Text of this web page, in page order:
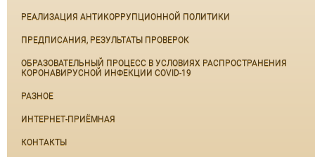
РЕАЛИЗАЦИЯ АНТИКОРРУПЦИОННОЙ ПОЛИТИКИ
ПРЕДПИСАНИЯ, РЕЗУЛЬТАТЫ ПРОВЕРОК
ОБРАЗОВАТЕЛЬНЫЙ ПРОЦЕСС В УСЛОВИЯХ РАСПРОСТРАНЕНИЯ
КОРОНАВИРУСНОЙ ИНФЕКЦИИ COVID-19
РАЗНОЕ
ИНТЕРНЕТ-ПРИЁМНАЯ
КОНТАКТЫ